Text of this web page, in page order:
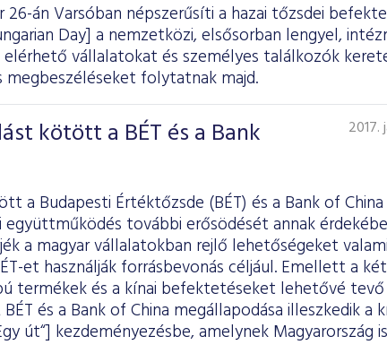
26-án Varsóban népszerűsíti a hazai tőzsdei
Day] a nemzetközi, elsősorban lengyel,
vállalatokat és személyes találkozók
folytatnak majd.
kötött a BÉT és a Bank
2017.
a Budapesti Értéktőzsde (BÉT) és a Bank of China
további erősödését annak
a magyar vállalatokban rejlő lehetőségeket
et használják forrásbevonás céljául. Emellett a két
termékek és a kínai befektetéseket lehetővé tevő
és a Bank of China megállapodása illeszkedik a
út“] kezdeményezésbe, amelynek Magyarország is